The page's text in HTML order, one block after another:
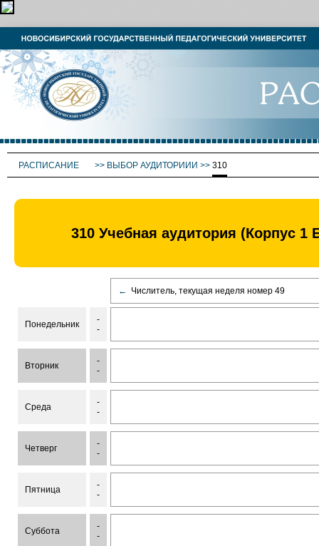
РАСПИСАНИЕ >> ВЫБОР АУДИТОРИИИ >> 310
310 Учебная аудитория (Корпус
← Числитель, текущая неделя номер 49
Понедельник
-
-
Вторник
-
-
Среда
-
-
Четверг
-
-
Пятница
-
-
Суббота
-
-